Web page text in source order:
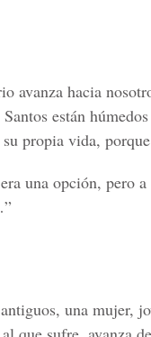
avanza hacia
están
propia vida,
una opción, pero
una mujer,